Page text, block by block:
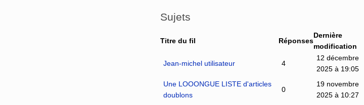
Sujets
Titre du fil Réponses
Dernière
modification
Jean-michel utilisateur 4
12 décembre
2025 à 19:05
Une LOOONGUE LISTE d'articles
doublons
0
19 novembre
2025 à 10:27